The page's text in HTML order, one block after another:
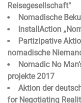
Reisegesellschaft"
Nomadische
InstallAction
Partizipative
nomadische
Nomadic No
projekte 2017
Aktion der
for Negotiating